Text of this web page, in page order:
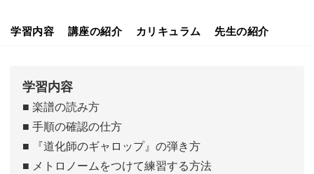
学習内容 講座の紹介 カリキュラム 先生の紹介
学習内容
■ 楽譜の読み方
■ 手順の確認の仕方
■ 『道化師のギャロップ』の弾き方
■ メトロノームをつけて練習する方法